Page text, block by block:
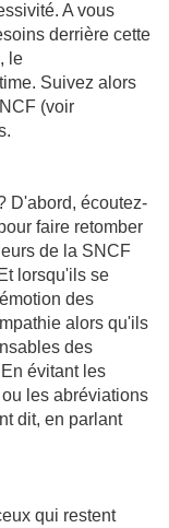
A vous
derrière cette
le
Suivez alors
(voir
D'abord, écoutez-
faire retomber
de la SNCF
lorsqu'ils se
des
alors qu'ils
des
évitant les
les abréviations
dit, en parlant
qui restent